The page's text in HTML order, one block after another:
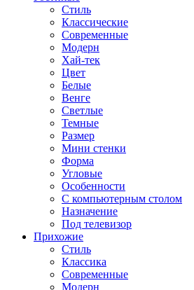
Стиль
Классические
Современные
Модерн
Хай-тек
Цвет
Белые
Венге
Светлые
Темные
Размер
Мини стенки
Форма
Угловые
Особенности
С компьютерным столом
Назначение
Под телевизор
Прихожие
Стиль
Классика
Современные
Модерн